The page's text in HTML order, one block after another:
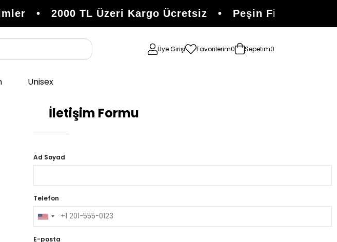
• 2000 TL Üzeri Kargo Ücretsiz • Peşin Fiyatına 3
Üye Girişi Favorilerim0 Sepetim0
Unisex
İletişim Formu
Ad Soyad
Telefon
E-posta